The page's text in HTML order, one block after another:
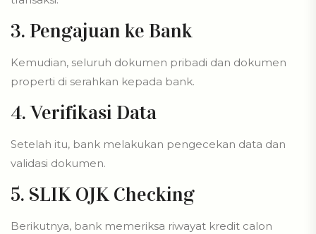
3. Pengajuan ke Bank
Kemudian, seluruh dokumen pribadi dan dokumen
properti di serahkan kepada bank.
4. Verifikasi Data
Setelah itu, bank melakukan pengecekan data dan
validasi dokumen.
5. SLIK OJK Checking
Berikutnya, bank memeriksa riwayat kredit calon